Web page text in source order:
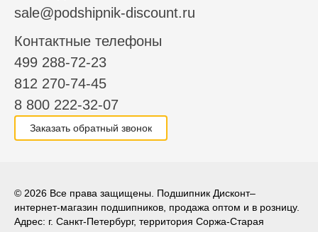
sale@podshipnik-discount.ru
Контактные телефоны
499 288-72-23
812 270-74-45
8 800 222-32-07
Заказать обратный звонок
© 2026 Все права защищены. Подшипник Дисконт–
интернет-магазин подшипников, продажа оптом и в розницу.
Адрес: г. Санкт-Петербург, территория Соржа-Старая